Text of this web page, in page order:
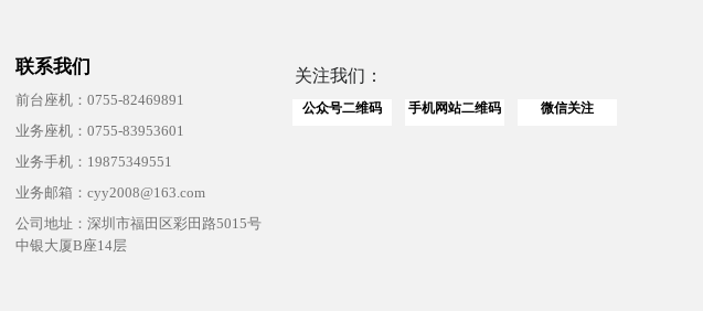
联系我们
前台座机：0755-82469891
业务座机：0755-83953601
业务手机：19875349551
业务邮箱：cyy2008@163.com
公司地址：深圳市福田区彩田路5015号
中银大厦B座14层
关注我们：
公众号二维码 手机网站二维码 微信关注